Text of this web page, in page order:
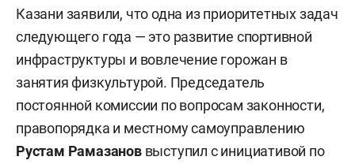
Казани заявили, что одна из приоритетных задач
следующего года — это развитие спортивной
инфраструктуры и вовлечение горожан в
занятия физкультурой. Председатель
постоянной комиссии по вопросам законности,
правопорядка и местному самоуправлению
Рустам Рамазановвыступил с инициативой по